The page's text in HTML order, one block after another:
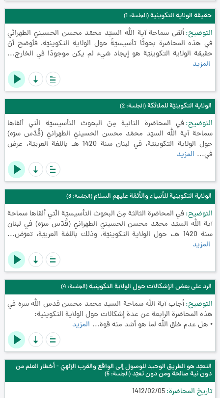
حقيقة الولاية التكوينية(الجلسة: 1)
التوضيح ألقى سماحة آية الله السيّد محمّد محسن الحسينيّ الطهرانّي
في هذه المحاضرة بحوثًا تأسيسيّةً حول الولاية التكوينيّة، فأوضح أنّ
حقيقة الولاية التكوينيّة هو إيجاد شيء لم يكن موجودًا في الخارج...
المزيد
الولاية التكوينيّة للملائكة(الجلسة: 2)
التوضيح في المحاضرة الثانية مِنَ البحوث التأسيسيّة الّتي ألقاها
سماحة آية الله السيّد محمّد محسن الحسينيّ الطهرانيّ (قُدّس سرّه)
حول الولاية التكوينيّة، في لبنان سنة 1420 هـ باللغة العربيّة، عرض
في... المزيد
الولاية التكوينية للأنبياء والأئمّة عليهم السلام(الجلسة: 3)
التوضيح في المحاضرة الثالثة مِنَ البحوث التأسيسيّة الّتي ألقاها سماحة
آية الله السيّد محمّد محسن الحسينيّ الطهرانيّ (قُدّس سرّه) في لبنان
سنة 1420 هـ، حول الولاية التكوينيّة، وذلك باللغة العربيّة، تعرّض...
المزيد
الرد على بعض الإشكالات حول الولاية التكوينية(الجلسة: 4)
التوضيح أجاب آية الله سماحة السيد محمد محسن قدس الله سره في
هذه المحاضرة الرابعة عن عدة إشكالات حول الولاية التكوينية:
• هل عدم خلق الله لما هو أشد منه قوة... المزيد
التعبّد هو الطريق الوحيد للوصول إلى الواقع والقرب الإلهيّ - أخطار العلم من
دون نية صالحة ومن دون تعبّد (الجلسة: 5)
تاريخ المحاضرة 1412/02/05